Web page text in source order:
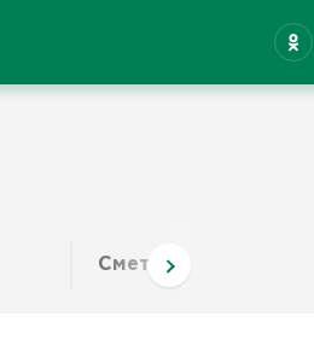
Сметана